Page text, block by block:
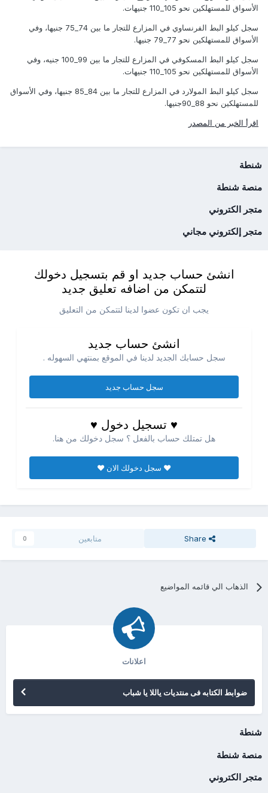
الأسواق للمستهلكين نحو 105_110 جنيهات.
سجل كيلو البط الفرنساوي في المزارع للتجار ما بين 74_75 جنيها، وفي
الأسواق للمستهلكين نحو 77_79 جنيها.
سجل كيلو البط المسكوفي في المزارع للتجار ما بين 99_100 جنيه، وفي
الأسواق للمستهلكين نحو 105_110 جنيهات.
سجل كيلو البط المولارد في المزارع للتجار ما بين 84_85 جنيها، وفي الأسواق
للمستهلكين نحو 88_90جنيها.
اقرأ الخبر من المصدر
شنطة
منصة شنطة
متجر الكتروني
متجر إلكتروني مجاني
انشئ حساب جديد او قم بتسجيل دخولك
لتتمكن من اضافه تعليق جديد
يجب ان تكون عضوا لدينا لتتمكن من التعليق
انشئ حساب جديد
سجل حسابك الجديد لدينا في الموقع بمنتهي السهوله .
سجل حساب جديد
♥ تسجيل دخول ♥
هل تمتلك حساب بالفعل ؟ سجل دخولك من هنا.
♥ سجل دخولك الان ♥
Share متابعين 0
الذهاب الي قائمه المواضيع
اعلانات
ضوابط الكتابه فى منتديات ياللا يا شباب
شنطة
منصة شنطة
متجر الكتروني